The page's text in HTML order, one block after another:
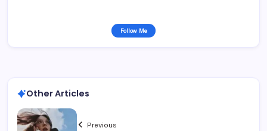
Follow Me
Other Articles
Previous